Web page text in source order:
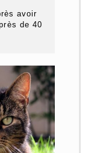
avoir
de 40